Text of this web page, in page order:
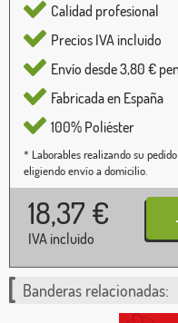
Calidad profesional
Precios IVA incluido
Envío desde 3,80 €
Fabricada en España
100% Poliéster
* Laborables realizando su
eligiendo envío a domicilio.
18,37 €
IVA incluido
Banderas relacionadas: